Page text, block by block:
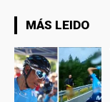
MÁS LEIDO